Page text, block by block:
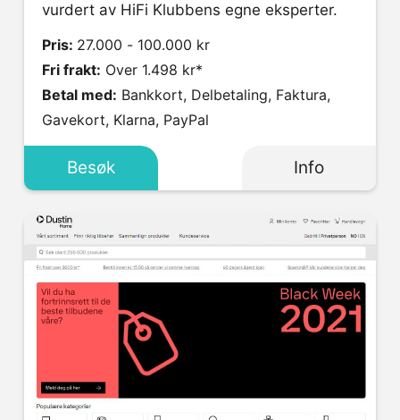
vurdert av HiFi Klubbens egne eksperter.
Pris: 27.000 - 100.000 kr
Fri frakt: Over 1.498 kr*
Betal med:
Gavekort, Klarna, PayPal
Besøk Info